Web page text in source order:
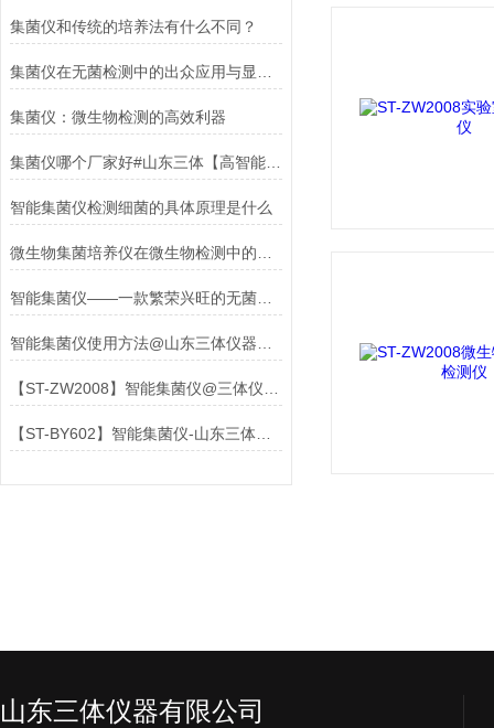
集菌仪和传统的培养法有什么不同？
集菌仪：微生物检测的高效利器
集菌仪哪个厂家好#山东三体【高智能】微生物室高洁净仪器
智能集菌仪检测细菌的具体原理是什么
智能集菌仪——一款繁荣兴旺的无菌微生物室高洁净仪
【ST-BY602】智能集菌仪-山东三体仪器有限公司@2023已更新
山东三体仪器有限公司